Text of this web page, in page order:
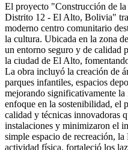
El proyecto "Construcción de
Distrito 12 - El Alto, Bolivia"
moderno centro comunitario
la cultura. Ubicada en la zona
un entorno seguro y de calidad
la ciudad de El Alto,
La obra incluyó la creación de
parques infantiles, espacios
mejorando significativamente
enfoque en la sostenibilidad, el
calidad y técnicas innovadoras
instalaciones y minimizaron el
simple espacio de recreación,
actividad física, fortaleció los